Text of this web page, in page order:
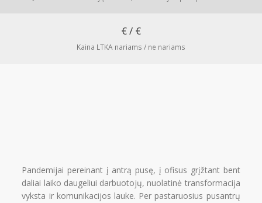
Renginys skirtas tik LTKA nariams
€ / €
Kaina LTKA nariams / ne nariams
Pandemijai pereinant į antrą pusę, į ofisus grįžtant bent
daliai laiko daugeliui darbuotojų, nuolatinė transformacija
vyksta ir komunikacijos lauke. Per pastaruosius pusantrų